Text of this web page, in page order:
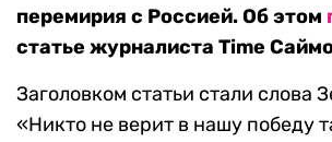
перемирия с Россией. Об этом
статье журналиста Time
Заголовком статьи стали слова
«Никто не верит в нашу победу